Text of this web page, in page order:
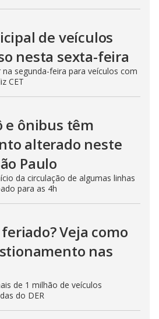
de veículos
nesta sexta-feira
segunda-feira para veículos com
CET
e ônibus têm
alterado neste
Paulo
da circulação de algumas linhas
para as 4h
Veja como
nas
de 1 milhão de veículos
do DER